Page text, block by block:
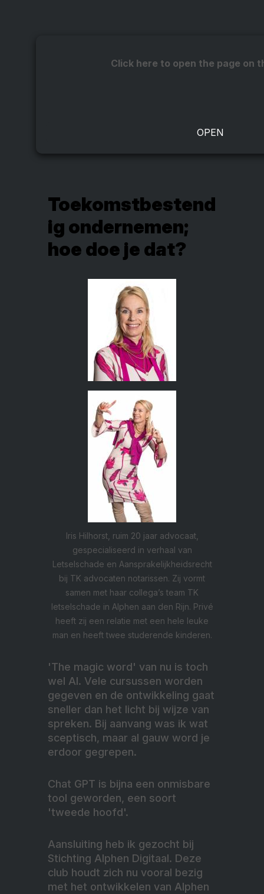
Click here to open the page on
Toekomstbestend
ig ondernemen;
hoe doe je dat?
Iris Hilhorst, ruim 20 jaar advocaat,
gespecialiseerd in verhaal van
Letselschade en Aansprakelijkheidsrecht
bij TK advocaten notarissen. Zij vormt
samen met haar collega’s team TK
letselschade in Alphen aan den Rijn. Privé
heeft zij een relatie met een hele leuke
man en heeft twee studerende kinderen.
'The magic word' van nu is toch
wel AI. Vele cursussen worden
gegeven en de ontwikkeling gaat
sneller dan het licht bij wijze van
spreken. Bij aanvang was ik wat
sceptisch, maar al gauw word je
erdoor gegrepen.
Chat GPT is bijna een onmisbare
tool geworden, een soort
'tweede hoofd'.
Aansluiting heb ik gezocht bij
Stichting Alphen Digitaal. Deze
club houdt zich nu vooral bezig
met het ontwikkelen van Alphen